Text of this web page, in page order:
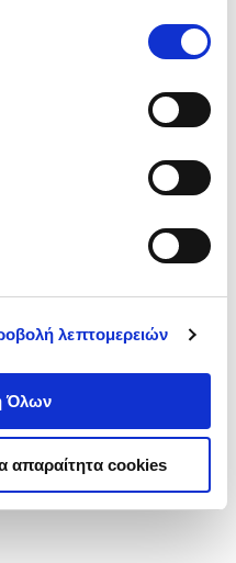
από τα παρακάτω με την
ενημερωθείτε σχετικά με
λεπτομερειών
Όλων
απαραίτητα cookies